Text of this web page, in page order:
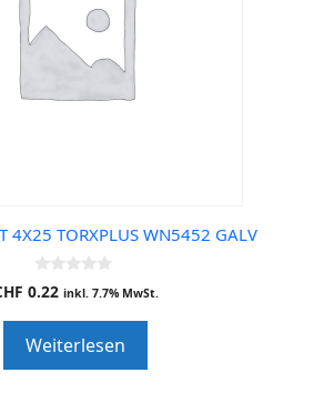
4X25 TORXPLUS WN5452 GALV
0
o
o
f
5
0.22 inkl. 7.7% MwSt.
Weiterlesen